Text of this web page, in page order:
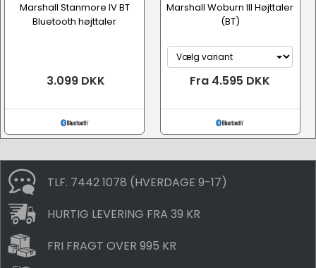
Marshall Stanmore IV BT
Bluetooth højttaler
3.099 DKK
Marshall Woburn III Højttaler
(BT)
Fra 4.595 DKK
TLF. 7442 1078 (HVERDAGE 9-17)
HURTIG LEVERING FRA 39 KR
FRI FRAGT OVER 995 KR